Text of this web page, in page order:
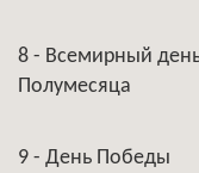
8 - Всемирный
Полумесяца
9 - День Победы